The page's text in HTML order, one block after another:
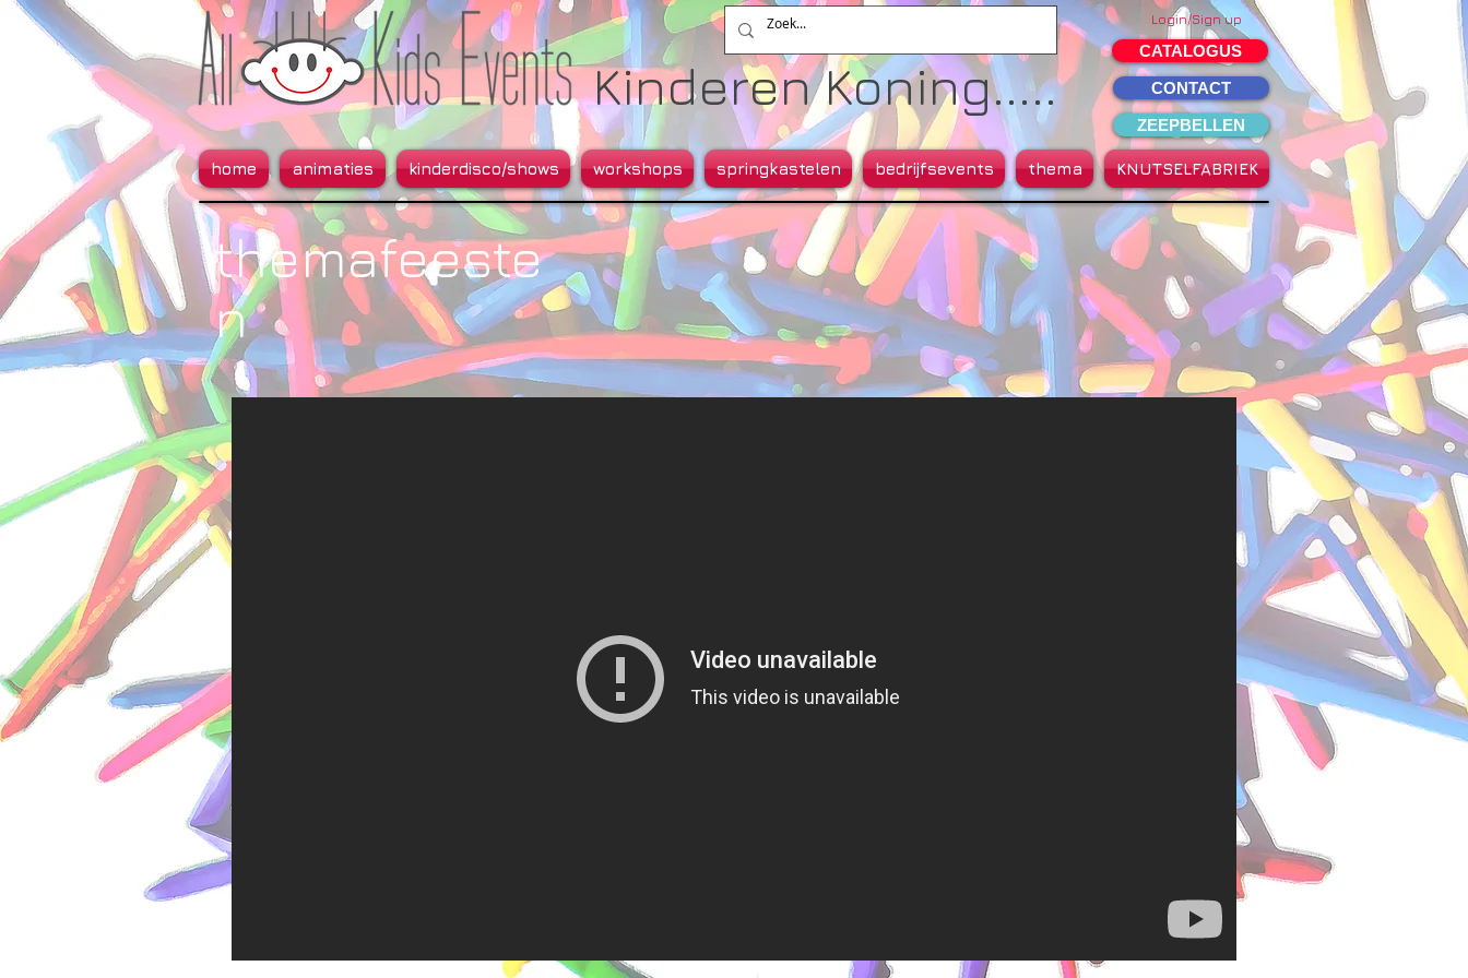
home animaties kinderdisco/shows workshops springkastelen bedrijfsevents thema KNUTSELFABRIEK
Kinderen Koning.....
Login/Sign up
CATALOGUS
ZEEPBELLEN
CONTACT
themafeeste
n